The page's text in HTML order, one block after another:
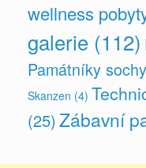
wellness
galerie (112)
Památníky sochy
Skanzen (4)
(25)Zábavní